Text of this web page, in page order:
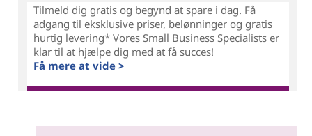
Tilmeld dig gratis og begynd at spare i dag. Få
adgang til eksklusive priser, belønninger og gratis
hurtig levering* Vores Small Business Specialists er
klar til at hjælpe dig med at få succes!
Få mere at vide >